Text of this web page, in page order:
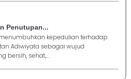
Penutupan...
kepedulian terhadap
Adiwiyata sebagai wujud
bersih, sehat,...